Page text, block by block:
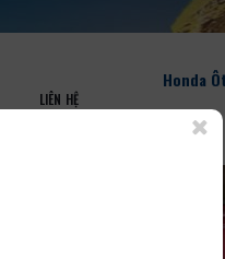
LIÊN HỆ
Honda